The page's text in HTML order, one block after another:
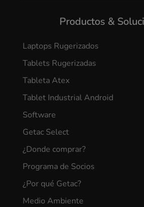
Productos &
Laptops Rugerizados
Tablets Rugerizadas
Tableta Atex
Tablet Industrial Android
Software
Getac Select
¿Donde comprar?
Programa de Socios
¿Por qué Getac?
Medio Ambiente